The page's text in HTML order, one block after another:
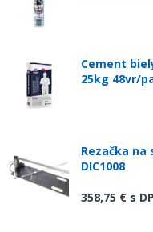
Cement
25kg 48vr/
Rezačka
DIC1008
358,75 € s